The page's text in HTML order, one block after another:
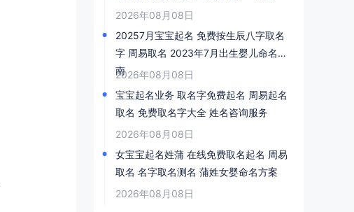
2026年08月08日
20257月宝宝起名 免费按生辰八字取名
字 周易取名 2023年7月出生婴儿命名指
南
2026年08月08日
宝宝起名业务 取名字免费起名 周易起名
取名 免费取名字大全 姓名咨询服务
2026年08月08日
女宝宝起名姓蒲 在线免费取名起名 周易
取名 名字取名测名 蒲姓女婴命名方案
2026年08月08日